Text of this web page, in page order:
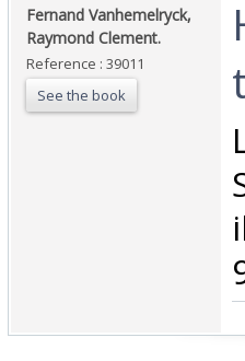
‎Fernand Vanhemelryck,
Raymond Clement.‎
Reference : 39011
See the book